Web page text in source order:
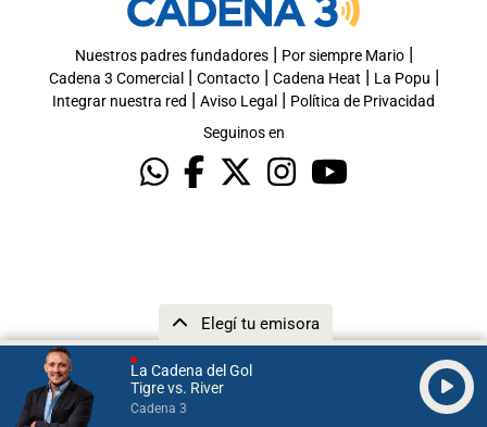
La Cadena del Gol
Tigre vs. River
Cadena 3
Elegí tu emisora
Nuestros padres fundadores| Por siempre Mario|
Cadena 3 Comercial | Contacto| Cadena Heat | La Popu |
Integrar nuestra red | Aviso Legal | Política de Privacidad
Seguinos en